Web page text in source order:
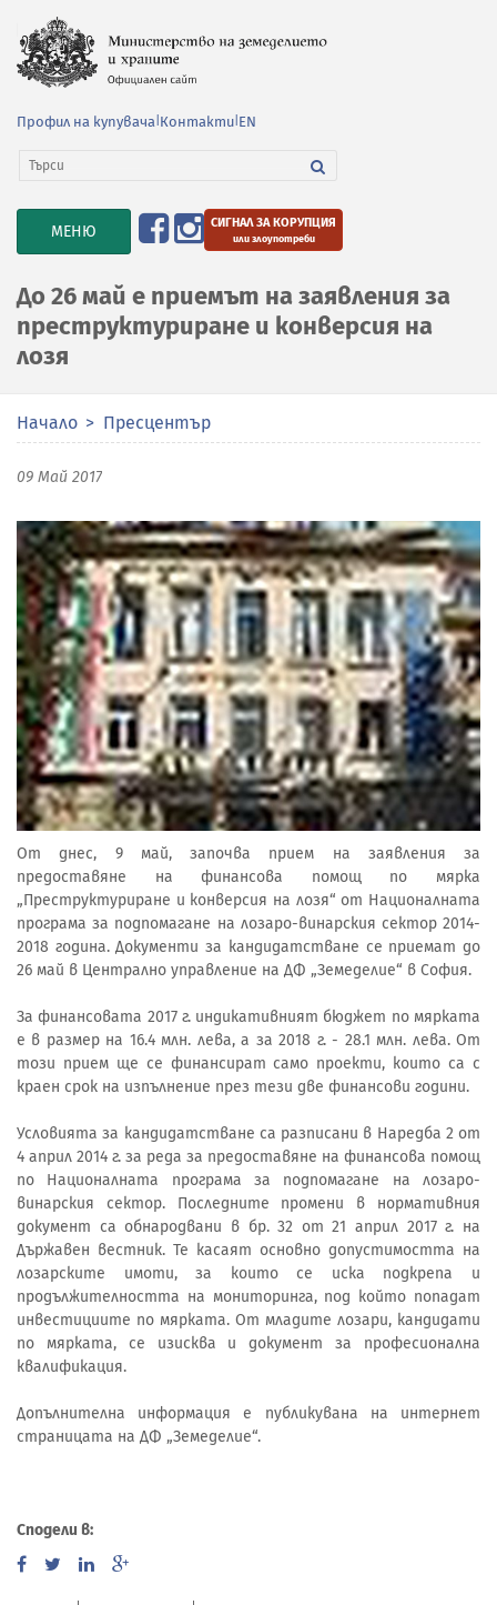
Профил на купувача Контакти EN
TOGGLE
NAVIGATION
МЕНЮ СИГНАЛ ЗА КОРУПЦИЯ
или злоупотреби
До 26 май е приемът на заявления за
преструктуриране и конверсия на
лозя
Начало Пресцентър
09 Май 2017
От днес, 9 май, започва прием на заявления за
предоставяне на финансова помощ по мярка
„Преструктуриране и конверсия на лозя“ от Националната
програма за подпомагане на лозаро-винарския сектор 2014-
2018 година. Документи за кандидатстване се приемат до
26 май в Централно управление на ДФ „Земеделие“ в София.
За финансовата 2017 г. индикативният бюджет по мярката
е в размер на 16.4 млн. лева, а за 2018 г. - 28.1 млн. лева. От
този прием ще се финансират само проекти, които са с
краен срок на изпълнение през тези две финансови години.
Условията за кандидатстване са разписани в Наредба 2 от
4 април 2014 г. за реда за предоставяне на финансова помощ
по Националната програма за подпомагане на лозаро-
винарския сектор. Последните промени в нормативния
документ са обнародвани в бр. 32 от 21 април 2017 г. на
Държавен вестник. Те касаят основно допустимостта на
лозарските имоти, за които се иска подкрепа и
продължителността на мониторинга, под който попадат
инвестициите по мярката. От младите лозари, кандидати
по мярката, се изисква и документ за професионална
квалификация.
Допълнителна информация е публикувана на интернет
страницата на ДФ „Земеделие“.
Сподели в: